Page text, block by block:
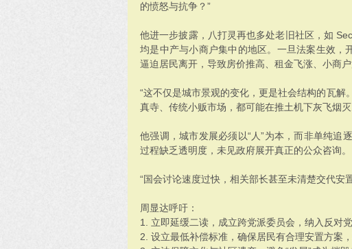
的愤怒与抗争？”
他进一步披露，八打灵再也多处老旧社区，如
均是中产与小商户集中的地区。一旦法案生效，
逼迫居民离开，导致房价推高、租金飞涨、小商户
“这不仅是城市景观的变化，更是社会结构的瓦
真寺、传统小贩市场，都可能在推土机下灰飞烟灭
他强调，城市发展必须以“人”为本，而非单纯追
过程缺乏透明度，未见政府展开真正的公众咨询。
“国会讨论速度过快，相关部长甚至未清楚交代安
周显达呼吁：
1. 立即延缓二读，成立跨党派委员会，纳入反对
2. 设立最低补偿标准，确保居民有合理安置方案，